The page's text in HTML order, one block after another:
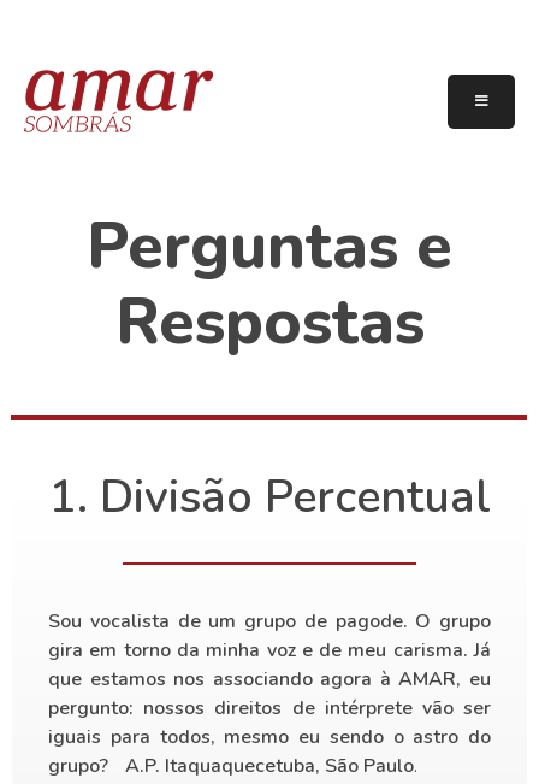
Perguntas e
Respostas
1. Divisão Percentual
Sou vocalista de um grupo de pagode. O grupo
gira em torno da minha voz e de meu carisma. Já
que estamos nos associando agora à AMAR, eu
pergunto: nossos direitos de intérprete vão ser
iguais para todos, mesmo eu sendo o astro do
grupo? A.P. Itaquaquecetuba, São Paulo.